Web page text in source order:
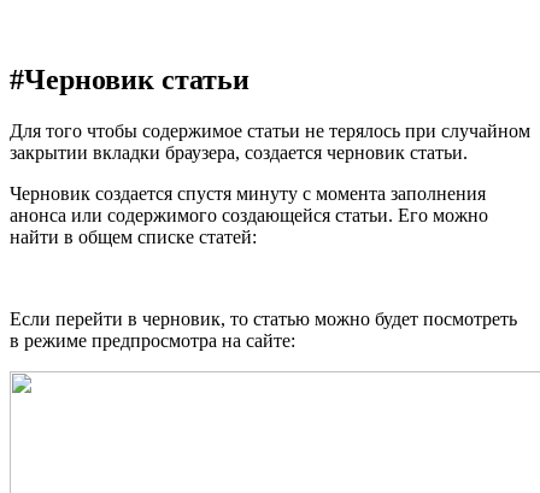
#Черновик статьи
Для того чтобы содержимое статьи не терялось при случайном
закрытии вкладки браузера, создается черновик статьи.
Черновик создается спустя минуту с момента заполнения
анонса или содержимого создающейся статьи. Его можно
найти в общем списке статей:
Если перейти в черновик, то статью можно будет посмотреть
в режиме предпросмотра на сайте: